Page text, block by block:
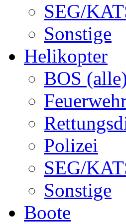
SEG/
Sonstige
Helikopter
BOS
Polizei
SEG/
Sonstige
Boote